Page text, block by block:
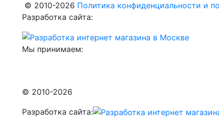
© 2010-2026 Политика конфиденциальности и
Разработка сайта:
Мы принимаем:
© 2010-2026
Разработка сайта: